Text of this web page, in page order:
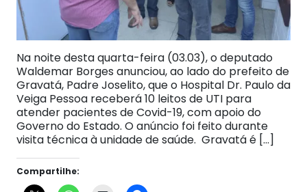
Na noite desta quarta-feira (03.03), o deputado
Waldemar Borges anunciou, ao lado do prefeito de
Gravatá, Padre Joselito, que o Hospital Dr. Paulo da
Veiga Pessoa receberá 10 leitos de UTI para
atender pacientes de Covid-19, com apoio do
Governo do Estado. O anúncio foi feito durante
visita técnica à unidade de saúde. Gravatá é […]
Compartilhe: